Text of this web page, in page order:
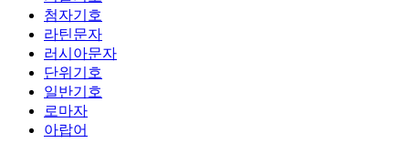
첨자기호
라틴문자
러시아문자
단위기호
일반기호
로마자
아랍어